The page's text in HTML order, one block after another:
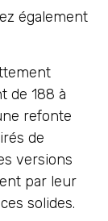
également
de 188 à
refonte
de
versions
par leur
solides.